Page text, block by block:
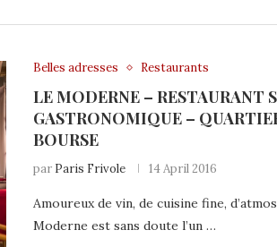
Belles adresses Restaurants
LE MODERNE – RESTAURANT
GASTRONOMIQUE –
BOURSE
par Paris Frivole 14 April 2016
Amoureux de vin, de cuisine fine,
Moderne est sans doute l’un …